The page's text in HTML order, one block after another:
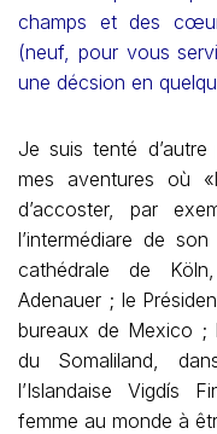
champs et des
(neuf, pour vous
une décsion en
Je suis tenté
mes aventures où
d’accoster, par
l’intermédiare de
cathédrale de
Adenauer ; le
bureaux de Mexico ;
du Somaliland,
l’Islandaise Vigdís
femme au monde à